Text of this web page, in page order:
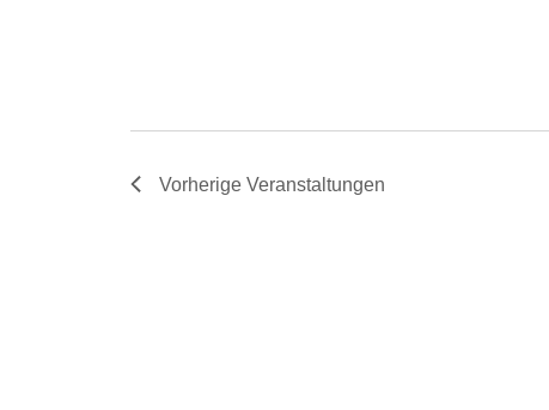
Vorherige Veranstaltungen